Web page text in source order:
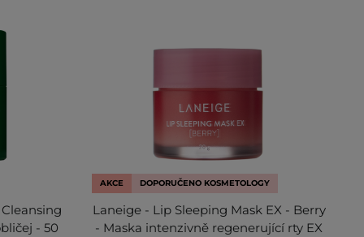
- 50
AKCE DOPORUČENO KOSMETOLOGY
Laneige - Lip Sleeping Mask EX - Berry
- Maska intenzivně regenerující rty EX